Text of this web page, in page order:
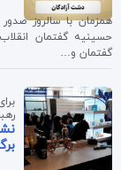
همزمان با سالروز
حسینیه گفتمان
گفتمان و…